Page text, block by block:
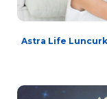
Astra Life